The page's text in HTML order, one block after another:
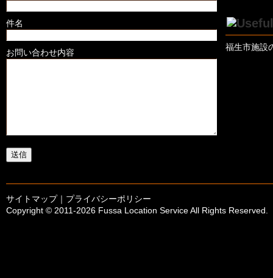
件名
お問い合わせ内容
福生市施設
サイトマップ｜ プライバシーポリシー
Copyright © 2011-2026 Fussa Location Service All Rights Reserved.